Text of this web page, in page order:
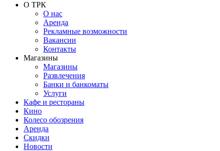
О ТРК
О нас
Аренда
Рекламные возможности
Вакансии
Контакты
Магазины
Магазины
Развлечения
Банки и банкоматы
Услуги
Кафе и рестораны
Кино
Колесо обозрения
Аренда
Скидки
Новости